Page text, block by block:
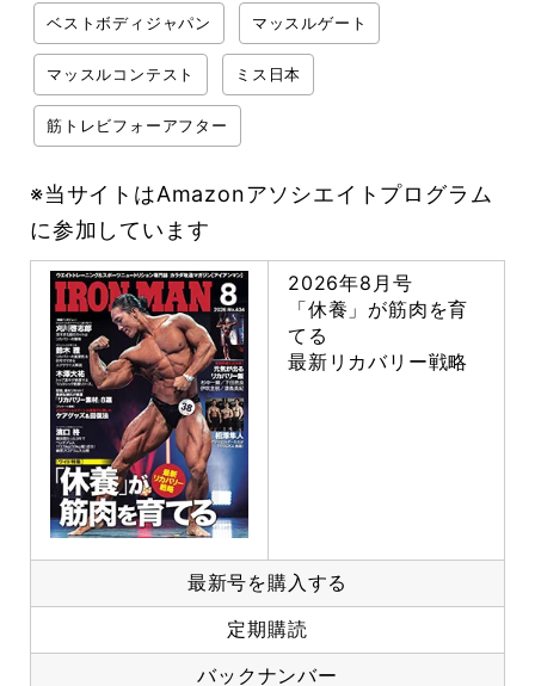
ベストボディジャパン マッスルゲート
マッスルコンテスト ミス日本
筋トレビフォーアフター
※当サイトはAmazonアソシエイトプログラム
に参加しています
2026年8月号
「休養」が筋肉を育
てる
最新リカバリー戦略
最新号を購入する
定期購読
バックナンバー